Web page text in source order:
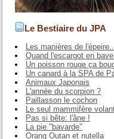
Le Bestiaire du JPA
Les manières de l'épeire...
Quand l'escargot en
Un poisson rouge ça
Un canard à la SPA de
Animaux Japonais
L'année du scorpion ?
Paillasson le cochon
Le seul mammifère
Pas si bête: l'âne !
La pie "bavarde"
Orang Outan et nutella